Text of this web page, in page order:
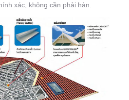
xác, không cần phải hàn.